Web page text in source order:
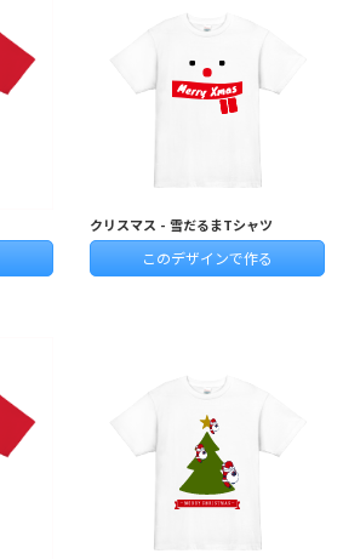
クリスマス - 雪だるまTシャツ
このデザインで作る